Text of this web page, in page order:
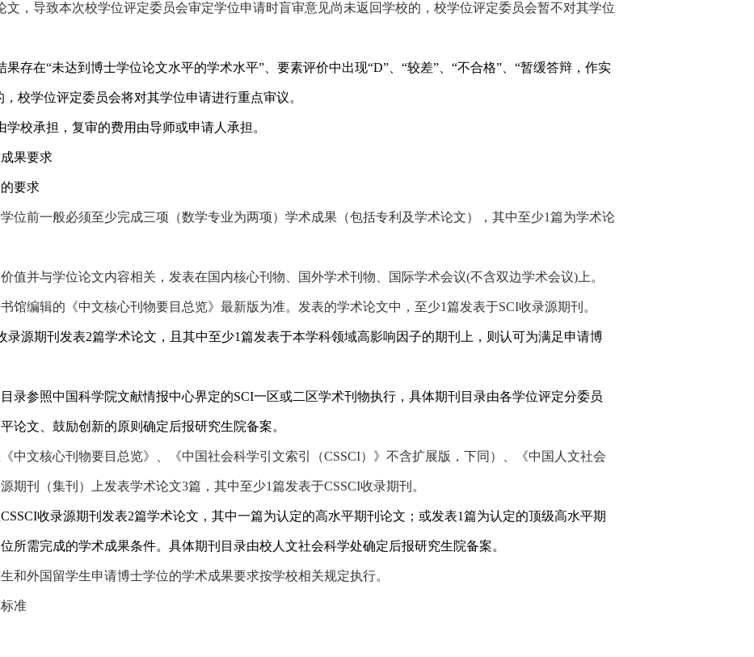
文，导致本次校学位评定委员会审定学位申请时盲审意见尚未返回学校的，校学位评定委员会暂不对其学位
果存在“未达到博士学位论文水平的学术水平”、要素评价中出现“D”、“较差”、“不合格”、“暂缓答辩，作实
校学位评定委员会将对其学位申请进行重点审议。
校承担，复审的费用由导师或申请人承担。
果要求
要求
位前一般必须至少完成三项（数学专业为两项）学术成果（包括专利及学术论文），其中至少1篇为学术论
值并与学位论文内容相关，发表在国内核心刊物、国外学术刊物、国际学术会议(不含双边学术会议) 上。
馆编辑的《中文核心刊物要目总览》最新版为准。发表的学术论文中， 至少1篇发表于SCI收录源期刊。
录源期刊发表2篇学术论文，且其中至少1篇发表于本学科领域高影响因子的期刊上，则认可为满足申请博
录参照中国科学院文献情报中心界定的SCI一区或二区学术刊物执行，具体期刊目录由各学位评定分委员
论文、鼓励创新的原则确定后报研究生院备案。
中文核心刊物要目总览》、《中国社会科学引文索引（CSSCI）》不含扩展版，下同）、《中国人文社会
期刊（集刊）上发表学术论文3篇，其中至少1篇发表于CSSCI收录期刊。
CSSCI收录源期刊发表2篇学术论文，其中一篇为认定的高水平期刊论文；或发表1篇为认定的顶级高水平期
所需完成的学术成果条件。具体期刊目录由校人文社会科学处确定后报研究生院备案。
和外国留学生申请博士学位的学术成果要求按学校相关规定执行。
准